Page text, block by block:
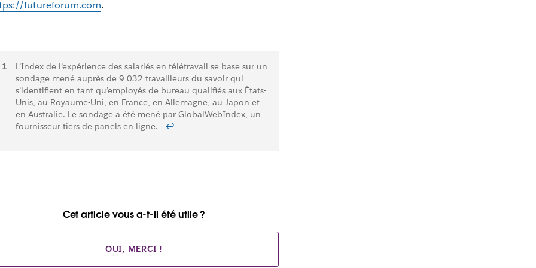
futureforum.com.
L’Index de l’expérience des salariés en télétravail se base sur un
sondage mené auprès de 9 032 travailleurs du savoir qui
s’identifient en tant qu’employés de bureau qualifiés aux États-
Unis, au Royaume-Uni, en France, en Allemagne, au Japon et
en Australie. Le sondage a été mené par GlobalWebIndex, un
fournisseur tiers de panels en ligne.
↩
Cet article vous a-t-il été utile ?
OUI, MERCI !